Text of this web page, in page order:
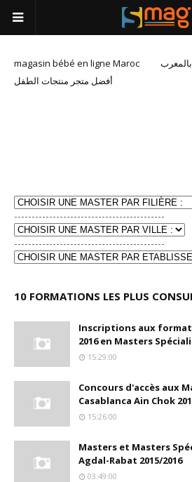
magasin bébé en ligne Maroc
أفضل متجر منتجات الطفل
-------------------------------------------
-------------------------------------------
10 FORMATIONS LES PLUS
Inscriptions aux
2016 en Masters
15:29:00
Concours d'accès aux
Casablanca Ain Chok
15:26:00
Masters et Masters
Agdal-Rabat 2015/2016
03:49:00